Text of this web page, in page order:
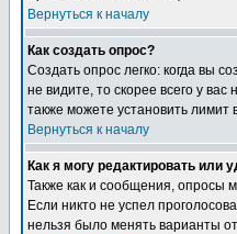
Вернуться к началу
Как создать опрос?
Создать опрос легко: когда вы
не видите, то скорее всего у
также можете установить лимит
Вернуться к началу
Как я могу редактировать или
Также как и сообщения, опросы
Если никто не успел
нельзя было менять варианты